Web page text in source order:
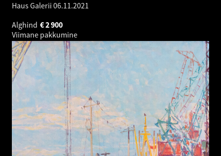
Haus Galerii 06.11.2021
Alghind
2 900
€
Viimane pakkumine